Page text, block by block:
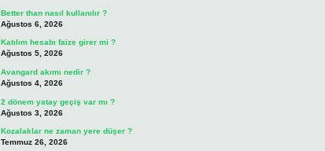
Better than nasıl kullanılır ?
Ağustos 6, 2026
Katılım hesabı faize girer mi ?
Ağustos 5, 2026
Avangard akımı nedir ?
Ağustos 4, 2026
2 dönem yatay geçiş var mı ?
Ağustos 3, 2026
Kozalaklar ne zaman yere düşer ?
Temmuz 26, 2026